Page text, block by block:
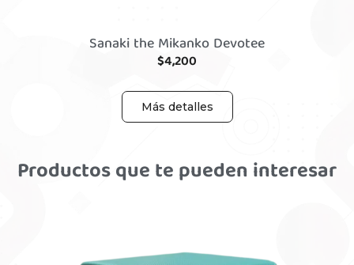
Sanaki the Mikanko Devotee
$4,200
Más detalles
Productos que te pueden interesar